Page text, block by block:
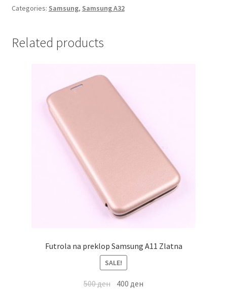
quantity
Categories: Samsung, Samsung A32
Related products
Futrola na preklop Samsung A11 Zlatna
SALE!
500ден 400 ден